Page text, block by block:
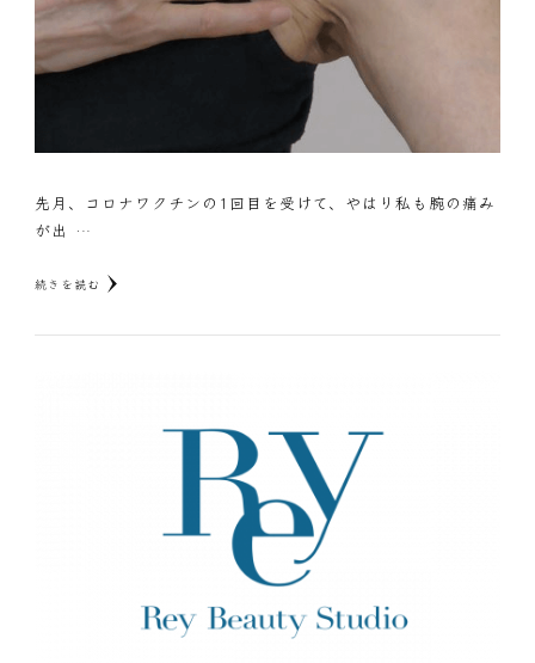
先月、コロナワクチンの1回目を受けて、やはり私も腕の痛み
が出 …
続きを読む